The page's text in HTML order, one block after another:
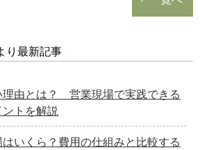
り最新記事
理由とは？ 営業現場で実践できる
トを解説
いくら？費用の仕組みと比較する